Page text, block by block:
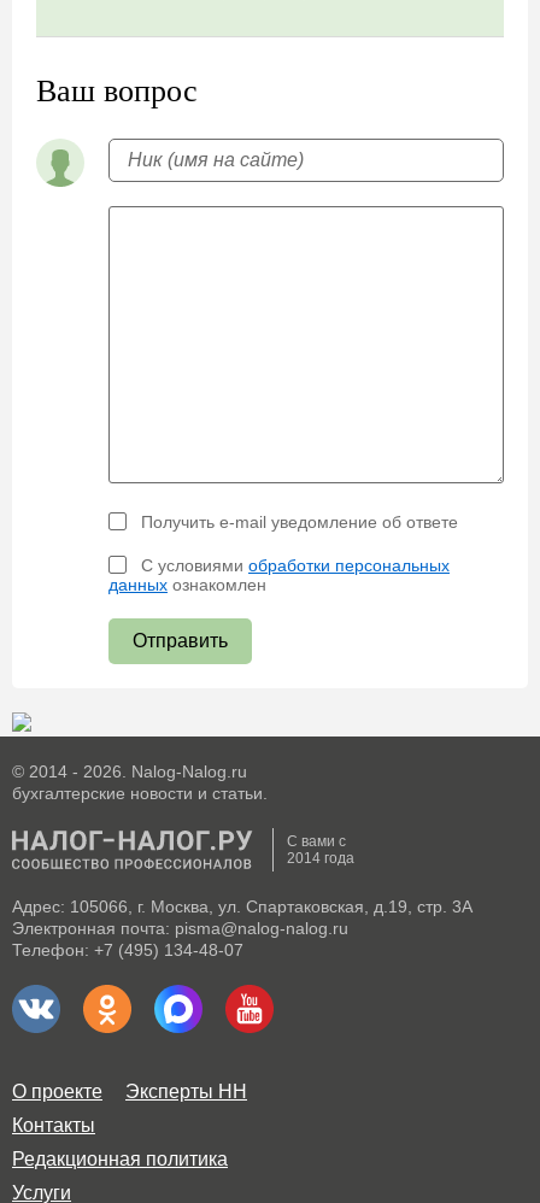
Ваш вопрос
Получить e-mail уведомление об ответе
С условиями обработки персональных
данных ознакомлен
Отправить
© 2014 - 2026. Nalog-Nalog.ru
бухгалтерские новости и статьи.
С вами с
2014 года
Адрес: 105066, г. Москва, ул. Спартаковская, д.19, стр. 3А
Электронная почта: pisma@nalog-nalog.ru
Телефон: +7 (495) 134-48-07
О проекте
Эксперты НН
Контакты
Редакционная политика
Услуги